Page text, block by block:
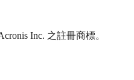
Inc. 之註冊商標。